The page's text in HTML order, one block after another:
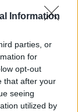
Information
parties, or
for
opt-out
that after your
seeing
utilized by
úticélok
ezt
2018 című
23 millió